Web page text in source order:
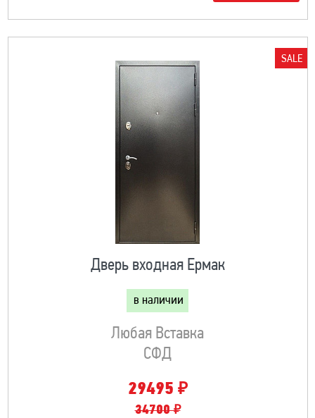
SALE
Дверь входная Ермак
в наличии
Любая Вставка
СФД
29495 ₽
34700 ₽